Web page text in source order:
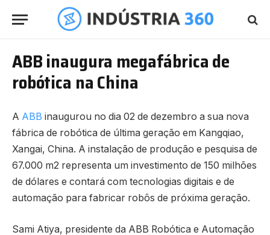
ABB inaugura megafábrica de
robótica na China
A ABB inaugurou no dia 02 de dezembro a sua nova
fábrica de robótica de última geração em Kangqiao,
Xangai, China. A instalação de produção e pesquisa de
67.000 m2 representa um investimento de 150 milhões
de dólares e contará com tecnologias digitais e de
automação para fabricar robôs de próxima geração.
Sami Atiya, presidente da ABB Robótica e Automação